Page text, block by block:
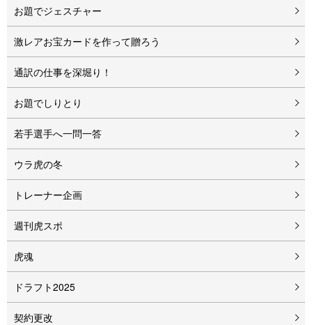
お題でジェスチャー
激レアお宝カードを作って贈ろう
通訳の仕事を深堀り！
お題でしりとり
若手選手へ一問一答
ウラ虎の冬
トレーナー企画
週刊虎スポ
虎魂
ドラフト2025
契約更改